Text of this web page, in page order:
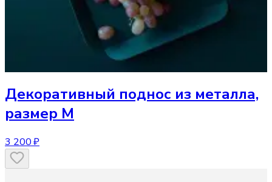
Декоративный поднос из металла,
размер M
3 200 ₽